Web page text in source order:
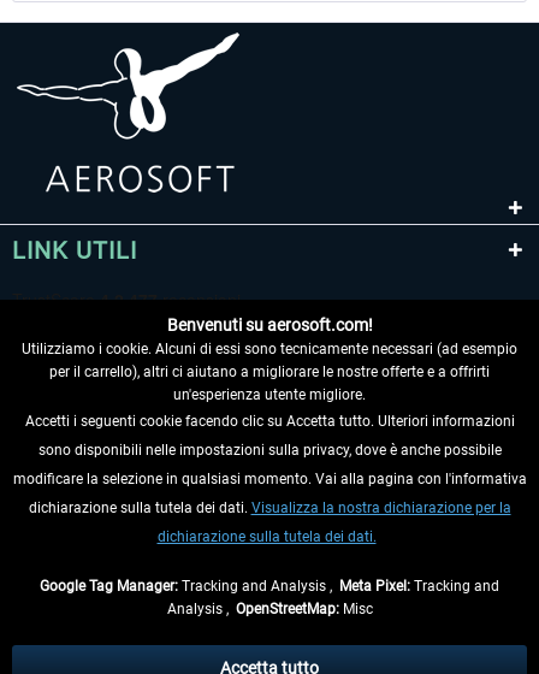
LINK UTILI
RECEDERE DAL CONTRATTO
INFORMAZIONI
eventualmente le spese di spedizione, se non diversamente descritto.
Benvenuti su aerosoft.com!
Utilizziamo i cookie. Alcuni di essi sono tecnicamente necessari (ad esempio
per il carrello), altri ci aiutano a migliorare le nostre offerte e a offrirti
un'esperienza utente migliore.
Accetti i seguenti cookie facendo clic su Accetta tutto. Ulteriori informazioni
sono disponibili nelle impostazioni sulla privacy, dove è anche possibile
modificare la selezione in qualsiasi momento. Vai alla pagina con l'informativa
dichiarazione sulla tutela dei dati. Visualizza la nostra dichiarazione per la
dichiarazione sulla tutela dei dati.
Google Tag Manager: Tracking and Analysis , Meta Pixel: Tracking and
Analysis , OpenStreetMap:Misc
Accetta tutto